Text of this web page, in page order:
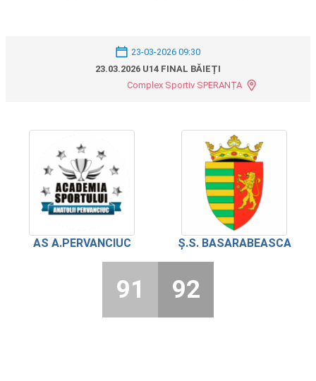
23-03-2026 09:30
23.03.2026 U14 FINAL BĂIEȚI
Complex Sportiv SPERANȚA
AS A.PERVANCIUC Ș.S. BASARABEASCA
91 92